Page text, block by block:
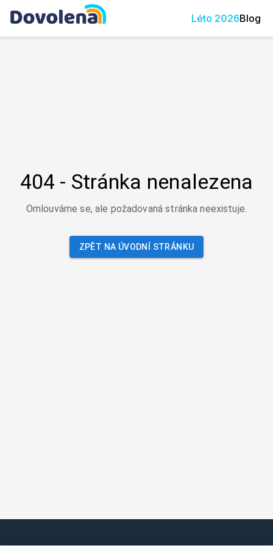
Léto 2026Blog
404 - Stránka nenalezena
Omlouváme se, ale požadovaná stránka neexistuje.
ZPĚT NA ÚVODNÍ STRÁNKU